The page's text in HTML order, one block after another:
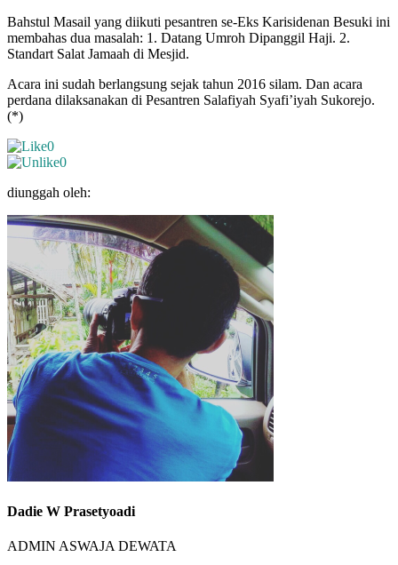
Bahstul Masail yang diikuti pesantren se-Eks Karisidenan Besuki ini
membahas dua masalah: 1. Datang Umroh Dipanggil Haji. 2.
Standart Salat Jamaah di Mesjid.
Acara ini sudah berlangsung sejak tahun 2016 silam. Dan acara
perdana dilaksanakan di Pesantren Salafiyah Syafi’iyah Sukorejo.
(*)
0
0
diunggah oleh:
Dadie W Prasetyoadi
ADMIN ASWAJA DEWATA